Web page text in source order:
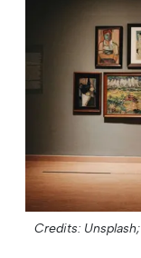
Credits: Unsplash;